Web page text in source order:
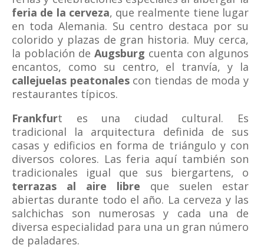
feria de la cerveza, que realmente tiene lugar
en toda Alemania. Su centro destaca por su
colorido y plazas de gran historia. Muy cerca,
la población de Augsburg cuenta con algunos
encantos, como su centro, el tranvía, y la
callejuelas peatonalescon tiendas de moda y
restaurantes típicos.
Frankfurt es una ciudad cultural. Es
tradicional la arquitectura definida de sus
casas y edificios en forma de triángulo y con
diversos colores. Las feria aquí también son
tradicionales igual que sus biergartens, o
terrazas al aire libre que suelen estar
abiertas durante todo el año. La cerveza y las
salchichas son numerosas y cada una de
diversa especialidad para una un gran número
de paladares.